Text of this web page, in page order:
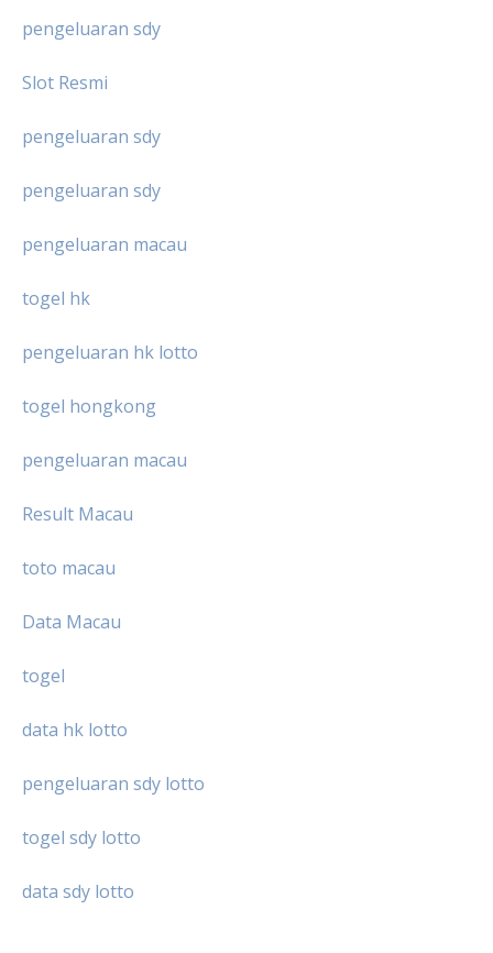
pengeluaran sdy
Slot Resmi
pengeluaran sdy
pengeluaran sdy
pengeluaran macau
togel hk
pengeluaran hk lotto
togel hongkong
pengeluaran macau
Result Macau
toto macau
Data Macau
togel
data hk lotto
pengeluaran sdy lotto
togel sdy lotto
data sdy lotto